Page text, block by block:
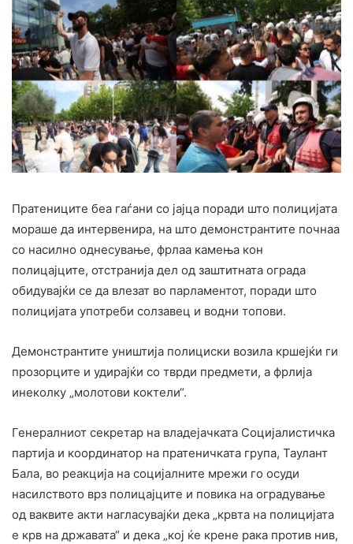
Пратениците беа гаѓани со јајца поради што полицијата
мораше да интервенира, на што демонстрантите почнаа
со насилно однесување, фрлаа камења кон
полицајците, отстранија дел од заштитната ограда
обидувајќи се да влезат во парламентот, поради што
полицијата употреби солзавец и водни топови.
Демонстрантите уништија полициски возила кршејќи ги
прозорците и удирајќи со тврди предмети, а фрлија
инеколку „молотови коктели“.
Генералниот секретар на владејачката Социјалистичка
партија и координатор на пратеничката група, Таулант
Бала, во реакција на социјалните мрежи го осуди
насилството врз полицајците и повика на оградување
од ваквите акти нагласувајќи дека „крвта на полицијата
е крв на државата“ и дека „кој ќе крене рака против нив,